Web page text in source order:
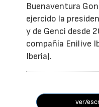
Buenaventura
ejercido la
y de Genci desde
compañía Enilive
Iberia).
ver/